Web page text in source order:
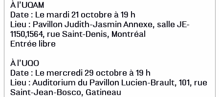
À l’UQAM
Date : Le mardi 21 octobre à 19 h
Lieu : Pavillon Judith-Jasmin Annexe, salle JE-
1150,1564, rue Saint-Denis, Montréal
Entrée libre
À l’UQO
Date : Le mercredi 29 octobre à 19 h
Lieu : Auditorium du Pavillon Lucien-Brault, 101, rue
Saint-Jean-Bosco, Gatineau